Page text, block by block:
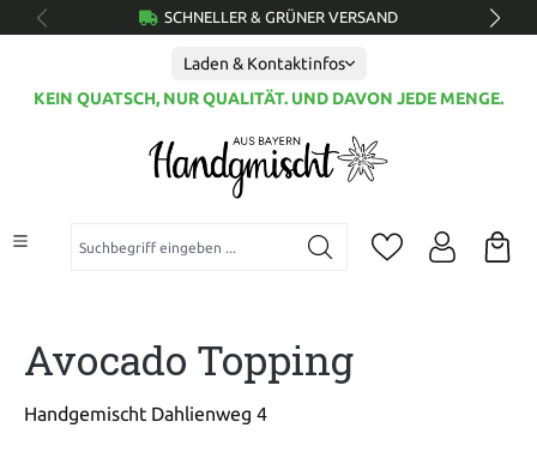
springen SCHNELLER & GRÜNER VERSAND
Laden & Kontaktinfos
KEIN QUATSCH, NUR QUALITÄT. UND DAVON JEDE MENGE.
Suchbegriff eingeben ...
Avocado Topping
Handgemischt Dahlienweg 4